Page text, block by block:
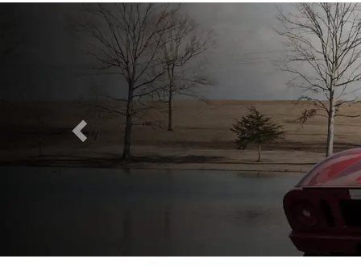
Previous